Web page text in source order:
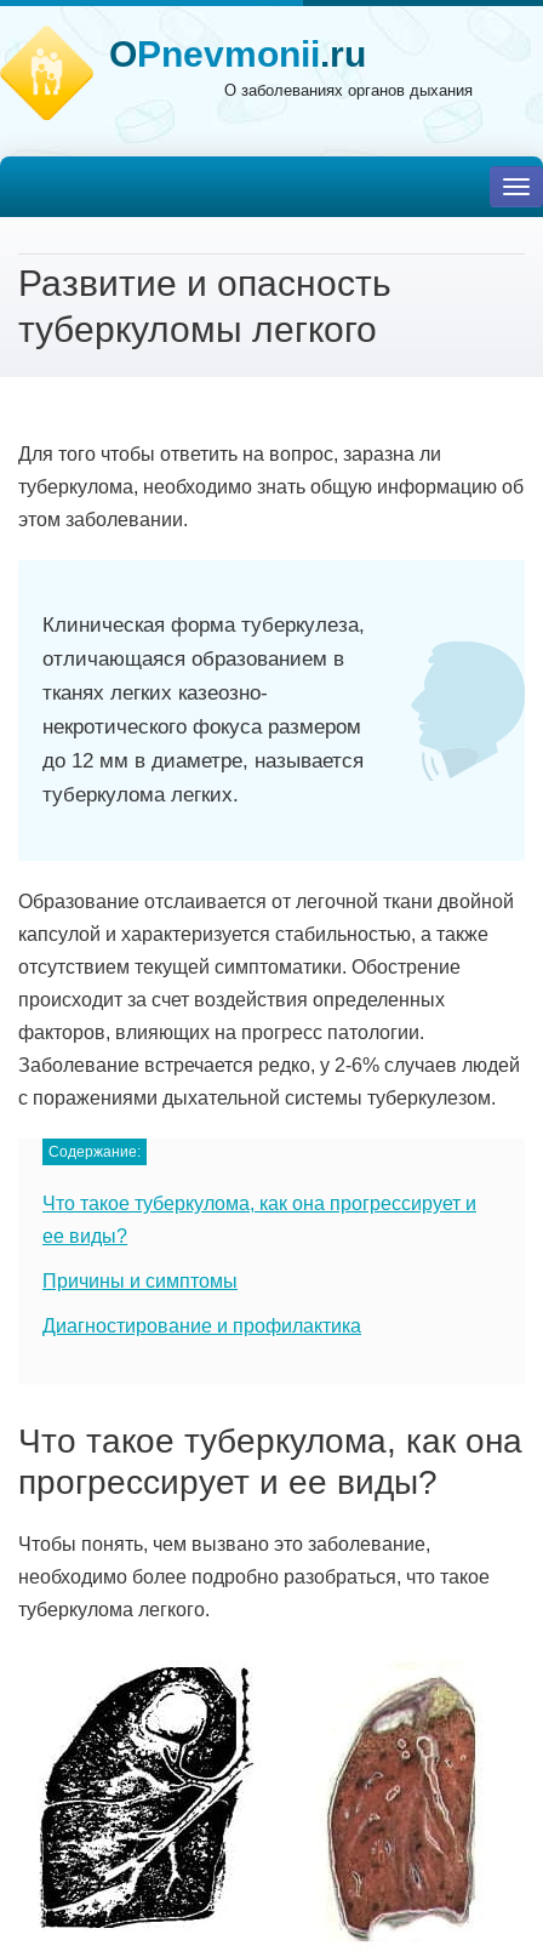
OPnevmonii.ru
О заболеваниях органов дыхания
Развитие и опасность
туберкуломы легкого
Для того чтобы ответить на вопрос, заразна ли
туберкулома, необходимо знать общую информацию об
этом заболевании.
Клиническая форма туберкулеза,
отличающаяся образованием в
тканях легких казеозно-
некротического фокуса размером
до 12 мм в диаметре, называется
туберкулома легких.
Образование отслаивается от легочной ткани двойной
капсулой и характеризуется стабильностью, а также
отсутствием текущей симптоматики. Обострение
происходит за счет воздействия определенных
факторов, влияющих на прогресс патологии.
Заболевание встречается редко, у 2-6% случаев людей
с поражениями дыхательной системы туберкулезом.
Содержание:
Что такое туберкулома, как она прогрессирует и
ее виды?
Причины и симптомы
Диагностирование и профилактика
Что такое туберкулома, как она
прогрессирует и ее виды?
Чтобы понять, чем вызвано это заболевание,
необходимо более подробно разобраться, что такое
туберкулома легкого.